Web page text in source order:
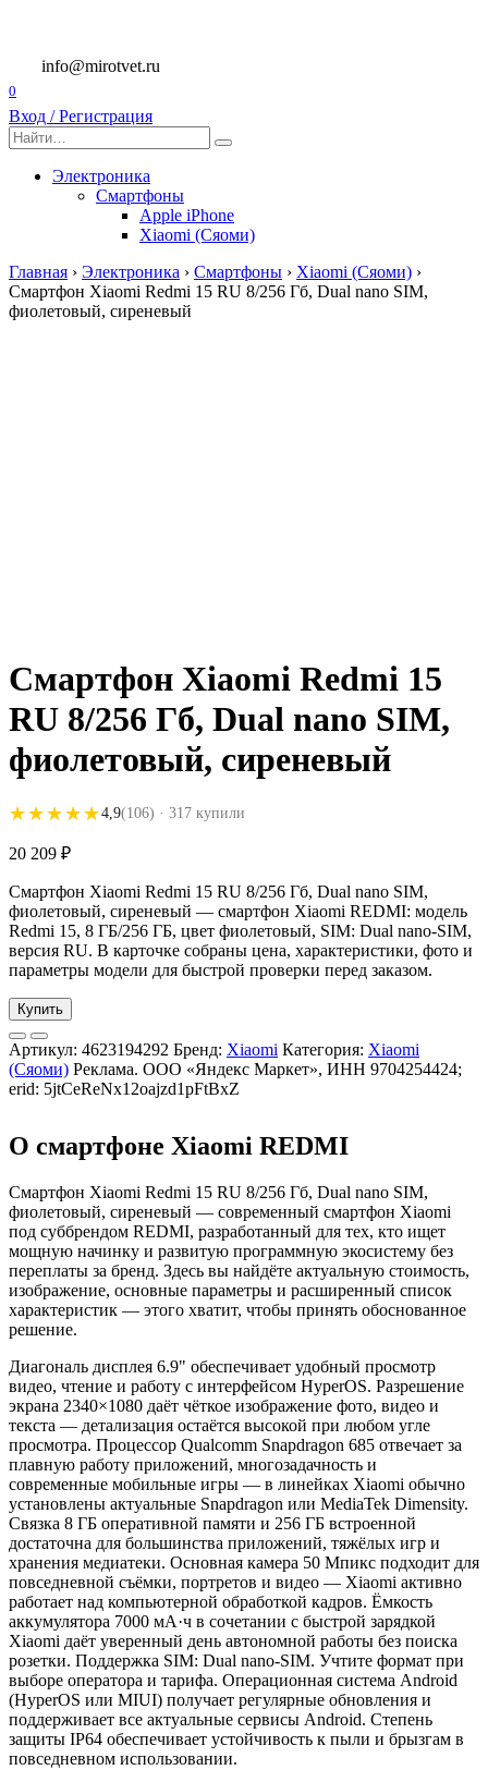
содержанию
info@mirotvet.ru
0
Вход / Регистрация
Search
for:
Электроника
Смартфоны
Apple iPhone
Xiaomi (Сяоми)
Главная › Электроника › Смартфоны › Xiaomi (Сяоми) ›
Смартфон Xiaomi Redmi 15 RU 8/256 Гб, Dual nano SIM,
фиолетовый, сиреневый
Смартфон Xiaomi Redmi 15
RU 8/256 Гб, Dual nano SIM,
фиолетовый, сиреневый
★★★★★
★★★★★4,9(106) · 317 купили
20 209 ₽
Смартфон Xiaomi Redmi 15 RU 8/256 Гб, Dual nano SIM,
фиолетовый, сиреневый — смартфон Xiaomi REDMI: модель
Redmi 15, 8 ГБ/256 ГБ, цвет фиолетовый, SIM: Dual nano-SIM,
версия RU. В карточке собраны цена, характеристики, фото и
параметры модели для быстрой проверки перед заказом.
Купить
Артикул: 4623194292 Бренд: Xiaomi Категория: Xiaomi
(Сяоми) Реклама. ООО «Яндекс Маркет», ИНН 9704254424;
erid: 5jtCeReNx12oajzd1pFtBxZ
О смартфоне Xiaomi REDMI
Смартфон Xiaomi Redmi 15 RU 8/256 Гб, Dual nano SIM,
фиолетовый, сиреневый — современный смартфон Xiaomi
под суббрендом REDMI, разработанный для тех, кто ищет
мощную начинку и развитую программную экосистему без
переплаты за бренд. Здесь вы найдёте актуальную стоимость,
изображение, основные параметры и расширенный список
характеристик — этого хватит, чтобы принять обоснованное
решение.
Диагональ дисплея 6.9" обеспечивает удобный просмотр
видео, чтение и работу с интерфейсом HyperOS. Разрешение
экрана 2340×1080 даёт чёткое изображение фото, видео и
текста — детализация остаётся высокой при любом угле
просмотра. Процессор Qualcomm Snapdragon 685 отвечает за
плавную работу приложений, многозадачность и
современные мобильные игры — в линейках Xiaomi обычно
установлены актуальные Snapdragon или MediaTek Dimensity.
Связка 8 ГБ оперативной памяти и 256 ГБ встроенной
достаточна для большинства приложений, тяжёлых игр и
хранения медиатеки. Основная камера 50 Мпикс подходит для
повседневной съёмки, портретов и видео — Xiaomi активно
работает над компьютерной обработкой кадров. Ёмкость
аккумулятора 7000 мА·ч в сочетании с быстрой зарядкой
Xiaomi даёт уверенный день автономной работы без поиска
розетки. Поддержка SIM: Dual nano-SIM. Учтите формат при
выборе оператора и тарифа. Операционная система Android
(HyperOS или MIUI) получает регулярные обновления и
поддерживает все актуальные сервисы Android. Степень
защиты IP64 обеспечивает устойчивость к пыли и брызгам в
повседневном использовании.